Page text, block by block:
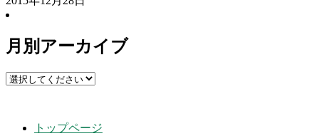
月別アーカイブ
トップページ